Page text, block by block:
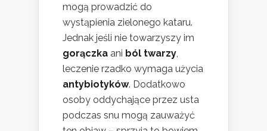
mogą prowadzić do
wystąpienia zielonego kataru.
Jednak jeśli nie towarzyszy im
gorączka ani ból twarzy
leczenie rzadko wymaga użycia
antybiotyków. Dodatkowo
osoby oddychające przez usta
podczas snu mogą zauważyć